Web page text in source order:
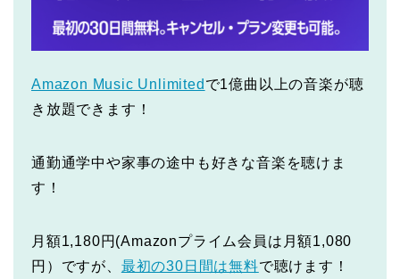
Amazon Music Unlimited で1億曲以上の音楽が聴
き放題できます！
通勤通学中や家事の途中も好きな音楽を聴けま
す！
月額1,180円(Amazonプライム会員は月額1,080
円）ですが、 最初の30日間は無料で聴けます！